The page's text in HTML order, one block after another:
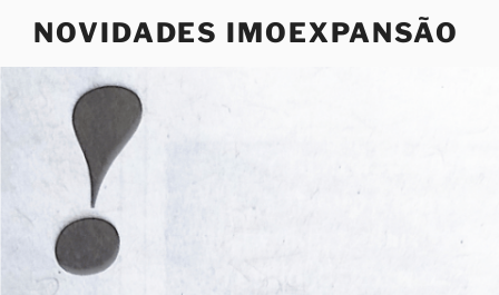
o
NOVIDADES IMOEXPANSÃO